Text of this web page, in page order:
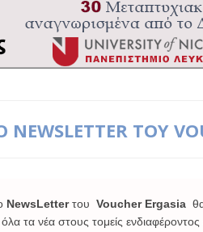
ΤΟΥ
NewsLetterτου Voucher Ergasia
όλα τα νέα στους τομείς